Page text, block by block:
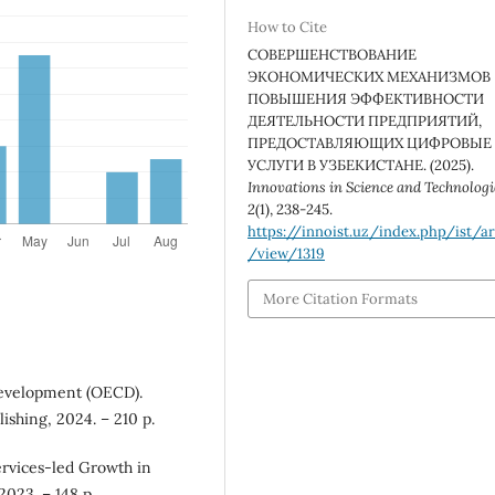
(OECD).
2024. – 210 p.
led Growth in
How to Cite
СОВЕРШЕНСТВОВАНИЕ
ЭКОНОМИЧЕСКИХ МЕХАНИЗМОВ
ПОВЫШЕНИЯ ЭФФЕКТИВНОСТИ
ДЕЯТЕЛЬНОСТИ ПРЕДПРИЯТИЙ,
ПРЕДОСТАВЛЯЮЩИХ ЦИФРОВЫЕ
УСЛУГИ В УЗБЕКИСТАНЕ. (2025).
Innovations in Science and
2(1), 238-245.
https://innoist.uz/index.php/ist/
/view/1319
More Citation Formats